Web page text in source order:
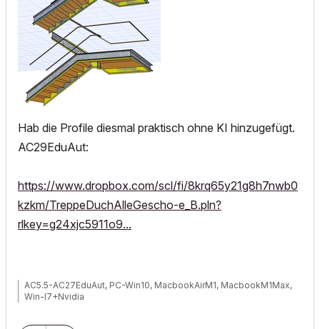
Hab die Profile diesmal praktisch ohne KI hinzugefügt.
AC29EduAut:
https://www.dropbox.com/scl/fi/8krq65y21g8h7nwb0
kzkm/TreppeDuchAlleGescho-e_B.pln?
rlkey=g24xjc5911o9...
AC5.5-AC27EduAut, PC-Win10, MacbookAirM1, MacbookM1Max,
Win-I7+Nvidia